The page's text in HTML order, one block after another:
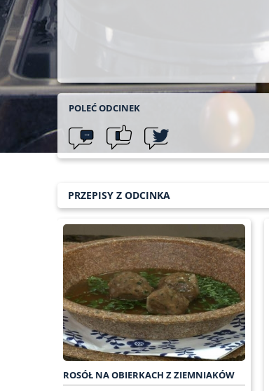
POLEĆ ODCINEK
PRZEPISY Z ODCINKA
ROSÓŁ NA OBIERKACH Z ZIEMNIAKÓW